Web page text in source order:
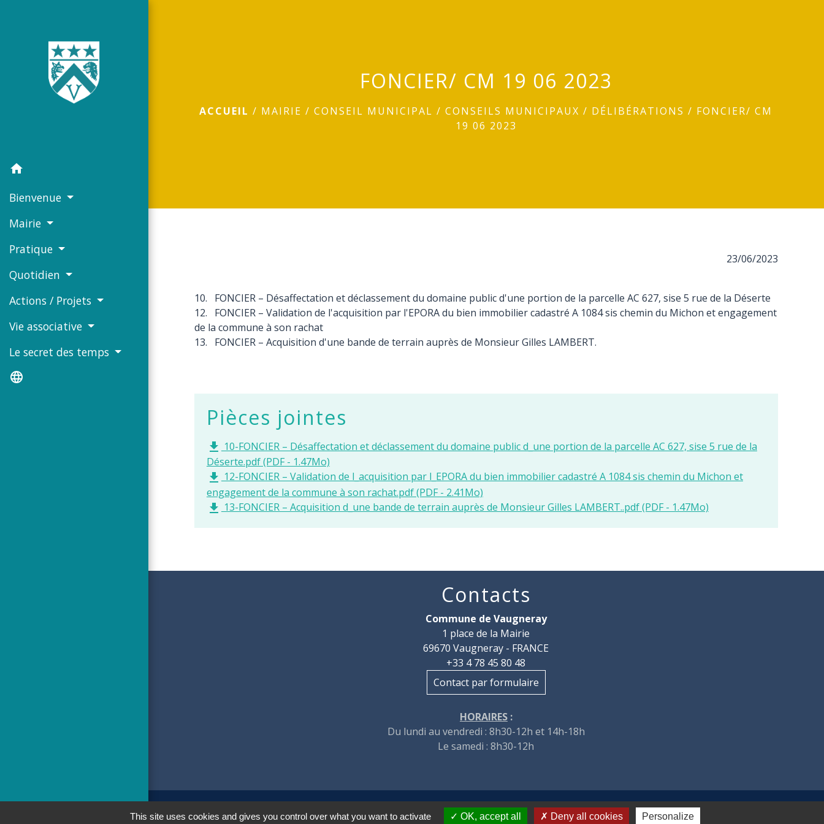
home
Bienvenue
Mairie
Pratique
Quotidien
Actions / Projets
Vie associative
Le secret des temps
language
FONCIER/ CM 19 06 2023
ACCUEIL / MAIRIE /CONSEIL MUNICIPAL /CONSEILS MUNICIPAUX / DÉLIBÉRATIONS / FONCIER/ CM
19 06 2023
23/06/2023
10. FONCIER – Désaffectation et déclassement du domaine public d'une portion de la parcelle AC 627, sise 5 rue de la Déserte
12. FONCIER – Validation de l'acquisition par l'EPORA du bien immobilier cadastré A 1084 sis chemin du Michon et engagement
de la commune à son rachat
13. FONCIER – Acquisition d'une bande de terrain auprès de Monsieur Gilles LAMBERT.
Pièces jointes
file_download 10-FONCIER – Désaffectation et déclassement du domaine public d_une portion de la parcelle AC 627, sise 5 rue de la
Déserte.pdf (PDF - 1.47Mo)
file_download 12-FONCIER – Validation de l_acquisition par l_EPORA du bien immobilier cadastré A 1084 sis chemin du Michon et
engagement de la commune à son rachat.pdf (PDF - 2.41Mo)
file_download 13-FONCIER – Acquisition d_une bande de terrain auprès de Monsieur Gilles LAMBERT..pdf (PDF - 1.47Mo)
Contacts
Commune de Vaugneray
1 place de la Mairie
69670 Vaugneray - FRANCE
+33 4 78 45 80 48
Contact par formulaire
HORAIRES:
Du lundi au vendredi : 8h30-12h et 14h-18h
Le samedi : 8h30-12h
This site uses cookies and gives you control over what you want to activate OK, accept all Deny all cookies Personalize